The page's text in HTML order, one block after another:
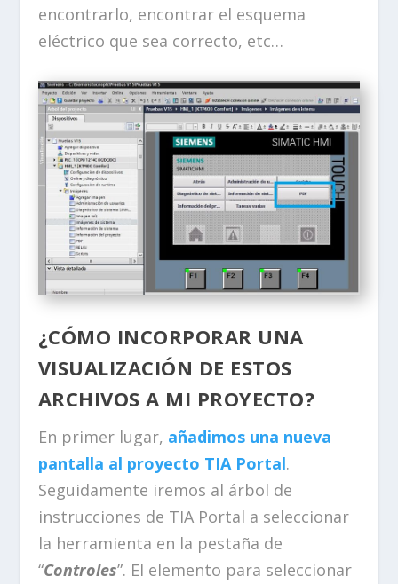
encontrarlo, encontrar el esquema
eléctrico que sea correcto, etc…
¿CÓMO INCORPORAR UNA
VISUALIZACIÓN DE ESTOS
ARCHIVOS A MI PROYECTO?
En primer lugar, añadimos una nueva
pantalla al proyecto TIA Portal.
Seguidamente iremos al árbol de
instrucciones de TIA Portal a seleccionar
la herramienta en la pestaña de
“Controles”. El elemento para seleccionar